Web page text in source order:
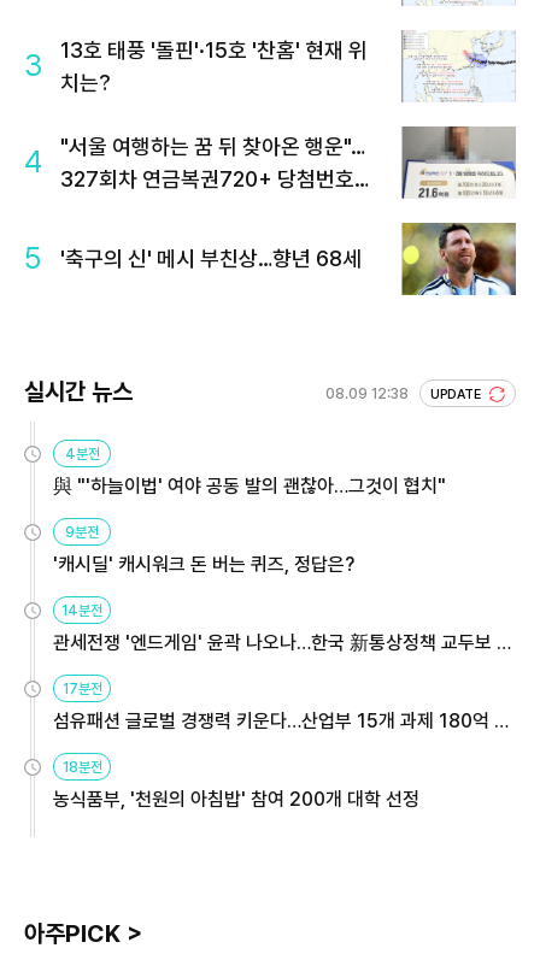
3
13호 태풍 '돌핀'·15호 '찬홈' 현재 위
치는?
4
"서울 여행하는 꿈 뒤 찾아온 행운"…
327회차 연금복권720+ 당첨번호조
5 '축구의 신' 메시 부친상…향년 68세
실시간 뉴스 08.09 12:38 UPDATE
4분전
與 "'하늘이법' 여야 공동 발의 괜찮아…그것이 협치"
9분전
'캐시딜' 캐시워크 돈 버는 퀴즈, 정답은?
14분전
관세전쟁 '엔드게임' 윤곽 나오나…한국 新통상정책 교두보 활
17분전
섬유패션 글로벌 경쟁력 키운다…산업부 15개 과제 180억 지
18분전
농식품부, '천원의 아침밥' 참여 200개 대학 선정
아주PICK >